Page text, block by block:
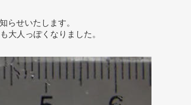
らせいたします。
大人っぽくなりました。